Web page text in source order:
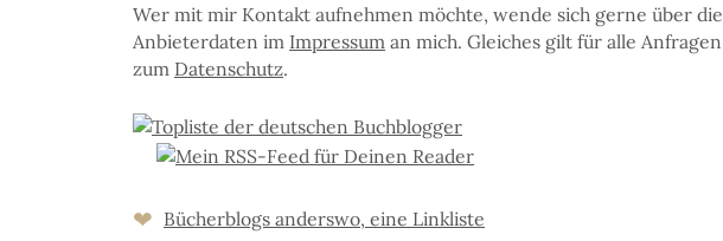
Wer mit mir Kon­takt auf­neh­men möchte, wen­de sich ger­ne über die
An­bie­ter­da­ten im Im­pres­sum an mich. Glei­ches gilt für al­le An­fra­gen
zum Da­ten­schutz.
❤ Bücher­blogs an­ders­wo, eine Link­liste